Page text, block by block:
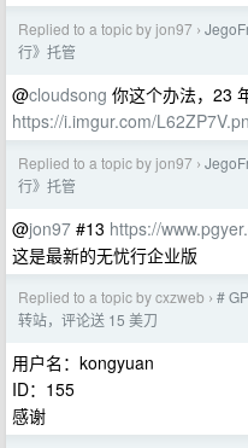
Replied to a topic by jon97 ›
行》托管
@cloudsong 你这个办法，23
https://i.imgur.com/
Replied to a topic by jon97 ›
行》托管
@jon97 #13 https://
这是最新的无忧行企业版
Replied to a topic by cxzweb › #
转站，评论送 15 美刀
用户名：kongyuan
ID：155
感谢